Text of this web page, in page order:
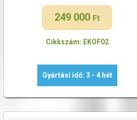
249 000 Ft
Cikkszám: EKOF02
Gyártási idő: 3 - 4 hét